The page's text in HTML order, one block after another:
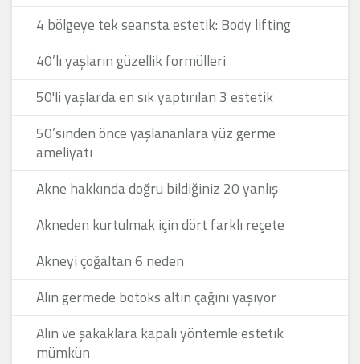
4 bölgeye tek seansta estetik: Body lifting
40’lı yaşların güzellik formülleri
50'li yaşlarda en sık yaptırılan 3 estetik
50’sinden önce yaşlananlara yüz germe
ameliyatı
Akne hakkında doğru bildiğiniz 20 yanlış
Akneden kurtulmak için dört farklı reçete
Akneyi çoğaltan 6 neden
Alın germede botoks altın çağını yaşıyor
Alın ve şakaklara kapalı yöntemle estetik
mümkün